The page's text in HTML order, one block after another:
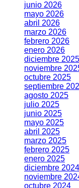
junio 2026
mayo 2026
abril 2026
marzo 2026
febrero 2026
enero 2026
diciembre 2025
noviembre
octubre 2025
septiembre
agosto 2025
julio 2025
junio 2025
mayo 2025
abril 2025
marzo 2025
febrero 2025
enero 2025
diciembre 2024
noviembre
octubre 2024